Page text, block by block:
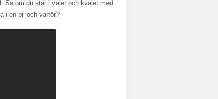
Så om du står i valet och kvalet med
i en bil och varför?